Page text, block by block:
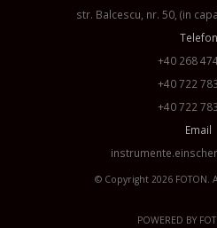
str. Balcescu, nr. 50, (in
Telefon
+40 268
+40 722
+40 722
Email
© Copyright 2026 FOTON.
POWERED BY